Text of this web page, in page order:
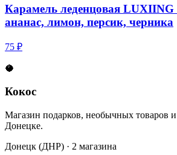
Карамель леденцовая LUXIING
ананас, лимон, персик, черника
75 ₽
🥥
Кокос
Магазин подарков, необычных товаров
Донецке.
Донецк (ДНР) · 2 магазина